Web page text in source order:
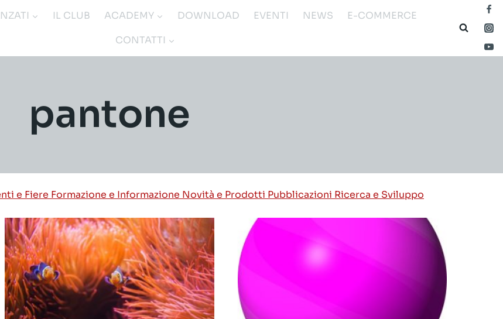
IL CLUB ACADEMY DOWNLOAD EVENTI NEWS
E-COMMERCE
CONTATTI
pantone
e Fiere Formazione e Informazione Novità e Prodotti Pubblicazioni Ricerca e Sviluppo